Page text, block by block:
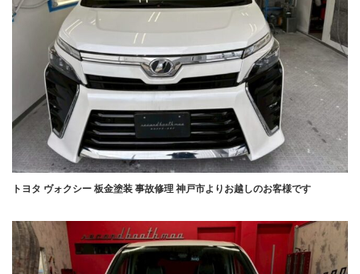
トヨタ ヴォクシー 板金塗装 事故修理 神戸市よりお越しのお客様です